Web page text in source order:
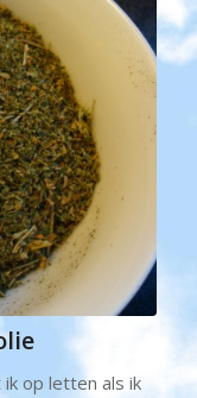
op letten als ik